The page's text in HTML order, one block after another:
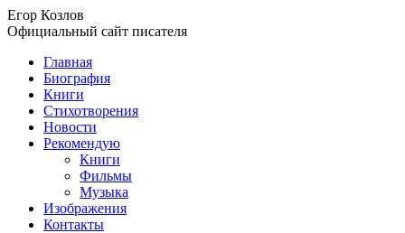
Егор Козлов
Официальный сайт писателя
Главная
Биография
Книги
Стихотворения
Новости
Рекомендую
Книги
Фильмы
Музыка
Изображения
Контакты